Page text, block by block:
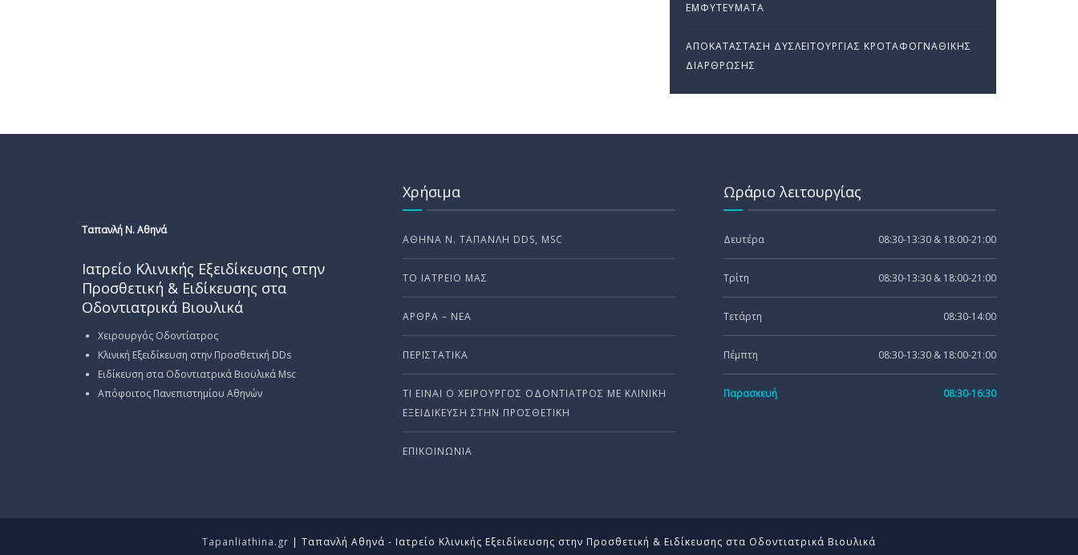
ΕΜΦΥΤΕΎΜΑΤΑ
ΑΠΟΚΑΤΆΣΤΑΣΗ ΔΥΣΛΕΙΤΟΥΡΓΊΑΣ ΚΡΟΤΑΦΟΓΝΑΘΙΚΉΣ
ΔΙΆΡΘΡΩΣΗΣ
Ταπανλή Ν. Αθηνά
Ιατρείο Κλινικής Εξειδίκευσης στην
Προσθετική & Ειδίκευσης στα
Οδοντιατρικά Βιουλικά
Χειρουργός Οδοντίατρος
Κλινική Εξειδίκευση στην Προσθετική DDs
Ειδίκευση στα Οδοντιατρικά Βιοϋλικά Msc
Απόφοιτος Πανεπιστημίου Αθηνών
Χρήσιμα
ΑΘΗΝΆ Ν. ΤΑΠΑΝΛΉ DDS, MSC
ΤΟ ΙΑΤΡΕΊΟ ΜΑΣ
ΆΡΘΡΑ – ΝΈΑ
ΠΕΡΙΣΤΑΤΙΚΆ
ΤΙ ΕΊΝΑΙ Ο ΧΕΙΡΟΎΡΓΟΣ ΟΔΟΝΤΊΑΤΡΟΣ ΜΕ ΚΛΙΝΙΚΉ
ΕΞΕΙΔΊΚΕΥΣΗ ΣΤΗΝ ΠΡΟΣΘΕΤΙΚΉ
ΕΠΙΚΟΙΝΩΝΊΑ
Ωράριο λειτουργίας
Δευτέρα 08:30-13:30 & 18:00-21:00
Τρίτη 08:30-13:30 & 18:00-21:00
Τετάρτη 08:30-14:00
Πέμπτη 08:30-13:30 & 18:00-21:00
Παρασκευή 08:30-16:30
Tapanliathina.gr | Ταπανλή Αθηνά - Ιατρείο Κλινικής Εξειδίκευσης στην Προσθετική & Ειδίκευσης στα Οδοντιατρικά Βιουλικά